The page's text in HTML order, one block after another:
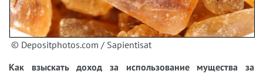
© Depositphotos.com / Sapientisat
Как взыскать доход за использование мущества за